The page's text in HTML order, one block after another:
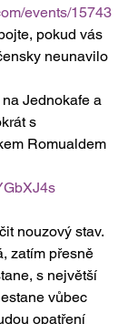
events/15743
pokud vás
neunavilo
Jednokafe a
s
Romualdem
nouzový stav.
zatím přesně
s největší
vůbec
opatření